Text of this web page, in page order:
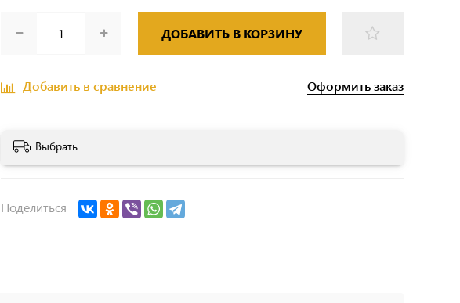
ДОБАВИТЬ В КОРЗИНУ
Добавить в сравнение Оформить заказ
Выбрать
Поделиться